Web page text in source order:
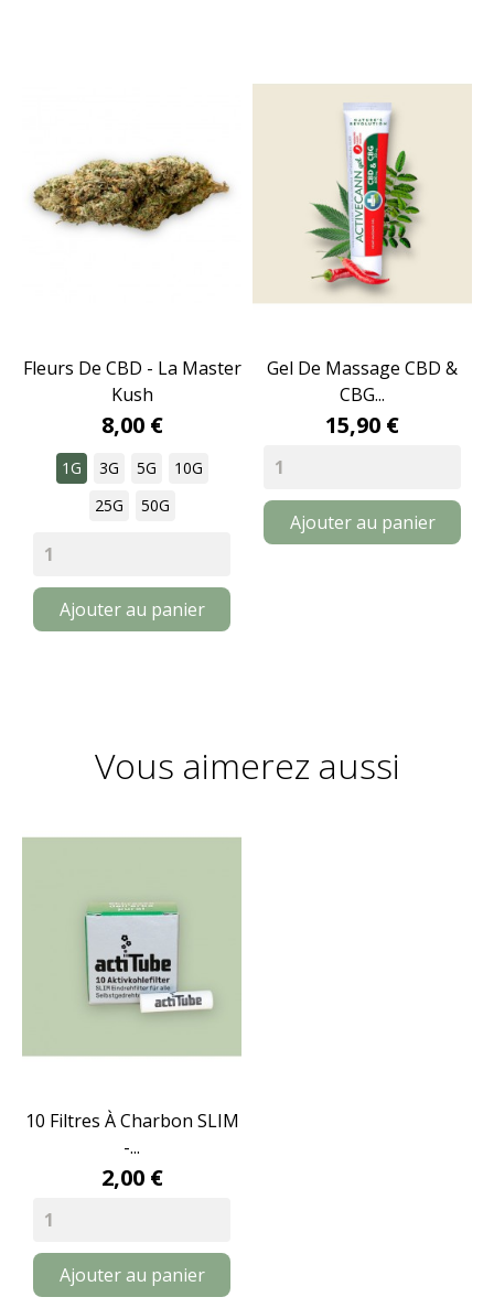
Fleurs De CBD - La Master
Kush
8,00 €
1G 3G 5G
10G
25G
50G
Ajouter au panier
Gel De Massage CBD &
CBG...
15,90 €
Ajouter au panier
Vous aimerez aussi
10 Filtres À Charbon SLIM
-...
2,00 €
Ajouter au panier